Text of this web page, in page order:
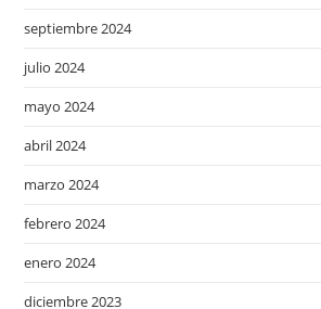
septiembre 2024
julio 2024
mayo 2024
abril 2024
marzo 2024
febrero 2024
enero 2024
diciembre 2023